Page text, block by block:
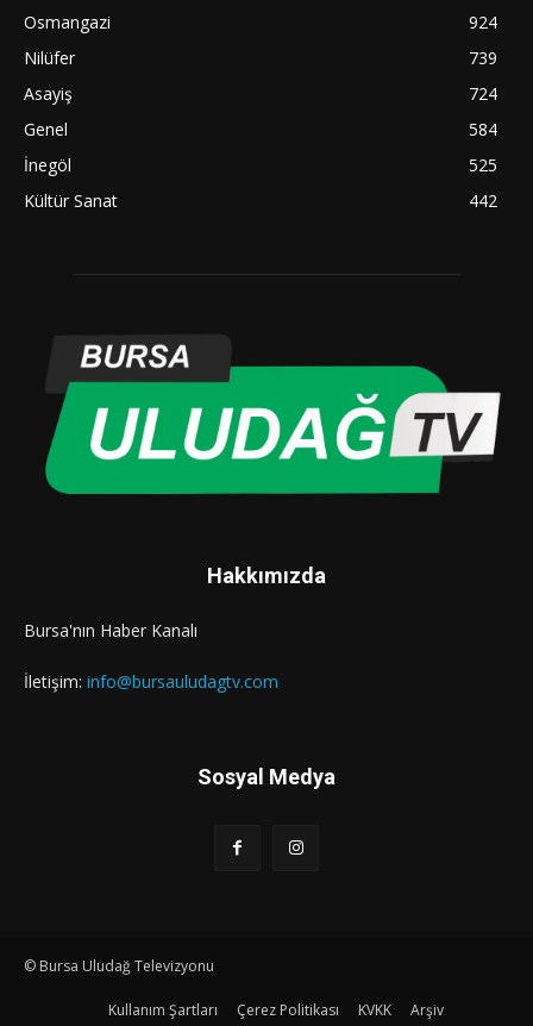
Osmangazi
924
Nilüfer
739
Asayiş
724
Genel
584
İnegöl
525
Kültür Sanat
442
Hakkımızda
Bursa'nın Haber Kanalı
İletişim: info@bursauludagtv.com
Sosyal Medya
© Bursa Uludağ Televizyonu
Kullanım Şartları Çerez Politikası KVKK Arşiv